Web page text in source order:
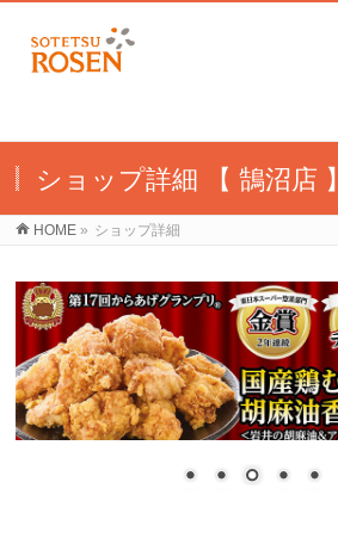
ショップ詳細 【 鵠沼店 】
HOME » ショップ詳細